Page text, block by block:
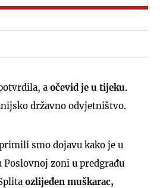
a očevid je u tijeku.
državno odvjetništvo.
smo dojavu kako je u
Poslovnoj zoni u predgrađu
ozlijeđen muškarac,